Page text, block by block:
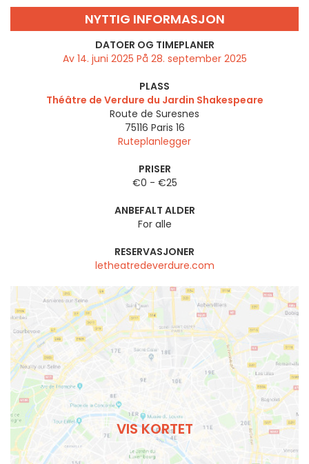
NYTTIG INFORMASJON
DATOER OG TIMEPLANER
Av 14. juni 2025 På 28. september 2025
PLASS
Théâtre de Verdure du Jardin Shakespeare
Route de Suresnes
75116 Paris 16
Ruteplanlegger
PRISER
€0 - €25
ANBEFALT ALDER
For alle
RESERVASJONER
letheatredeverdure.com
VIS KORTET